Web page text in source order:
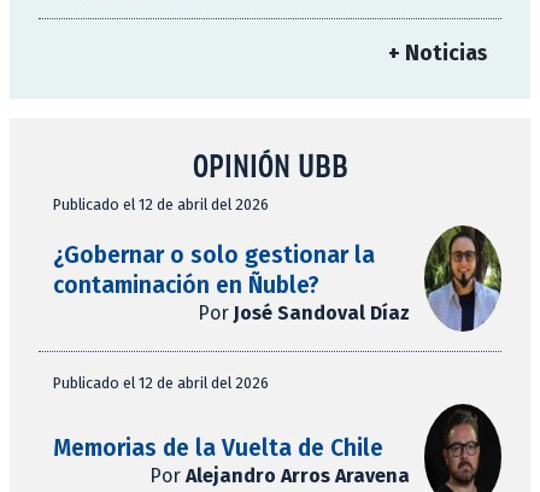
+ Noticias
OPINIÓN UBB
Publicado el 12 de abril del 2026
¿Gobernar o solo gestionar la
contaminación en Ñuble?
Por José Sandoval Díaz
Publicado el 12 de abril del 2026
Memorias de la Vuelta de Chile
Por Alejandro Arros Aravena